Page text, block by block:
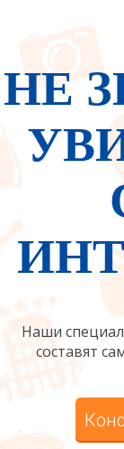
НЕ
Наши
составят